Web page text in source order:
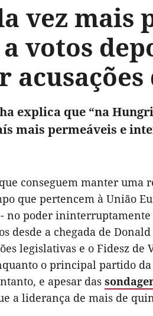
vez mais
votos
explica que “na
mais permeáveis e
conseguem manter uma
que pertencem à União
poder ininterruptamente
desde a chegada de
legislativas e o Fidesz
o principal partido
e apesar das
a liderança de mais de